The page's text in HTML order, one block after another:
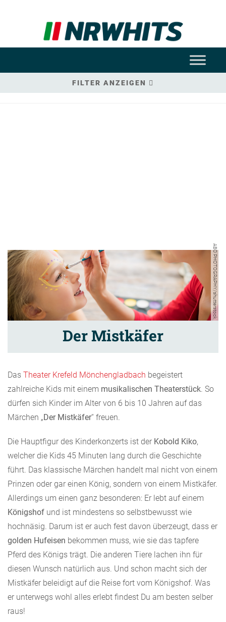
FILTER ANZEIGEN
ABO PHOTOGRAPHY/shutterstock
Der Mistkäfer
Das Theater Krefeld Mönchengladbach begeistert
zahlreiche Kids mit einem musikalischen Theaterstück. So
dürfen sich Kinder im Alter von 6 bis 10 Jahren auf das
Märchen „Der Mistkäfer“ freuen.
Die Hauptfigur des Kinderkonzerts ist der Kobold Kiko,
welcher die Kids 45 Minuten lang durch die Geschichte
führt. Das klassische Märchen handelt mal nicht von einem
Prinzen oder gar einen König, sondern von einem Mistkäfer.
Allerdings um einen ganz besonderen: Er lebt auf einem
Königshof und ist mindestens so selbstbewusst wie
hochnäsig. Darum ist er auch fest davon überzeugt, dass er
golden Hufeisen bekommen muss, wie sie das tapfere
Pferd des Königs trägt. Die anderen Tiere lachen ihn für
diesen Wunsch natürlich aus. Und schon macht sich der
Mistkäfer beleidigt auf die Reise fort vom Königshof. Was
er unterwegs wohl alles erlebt findest Du am besten selber
raus!